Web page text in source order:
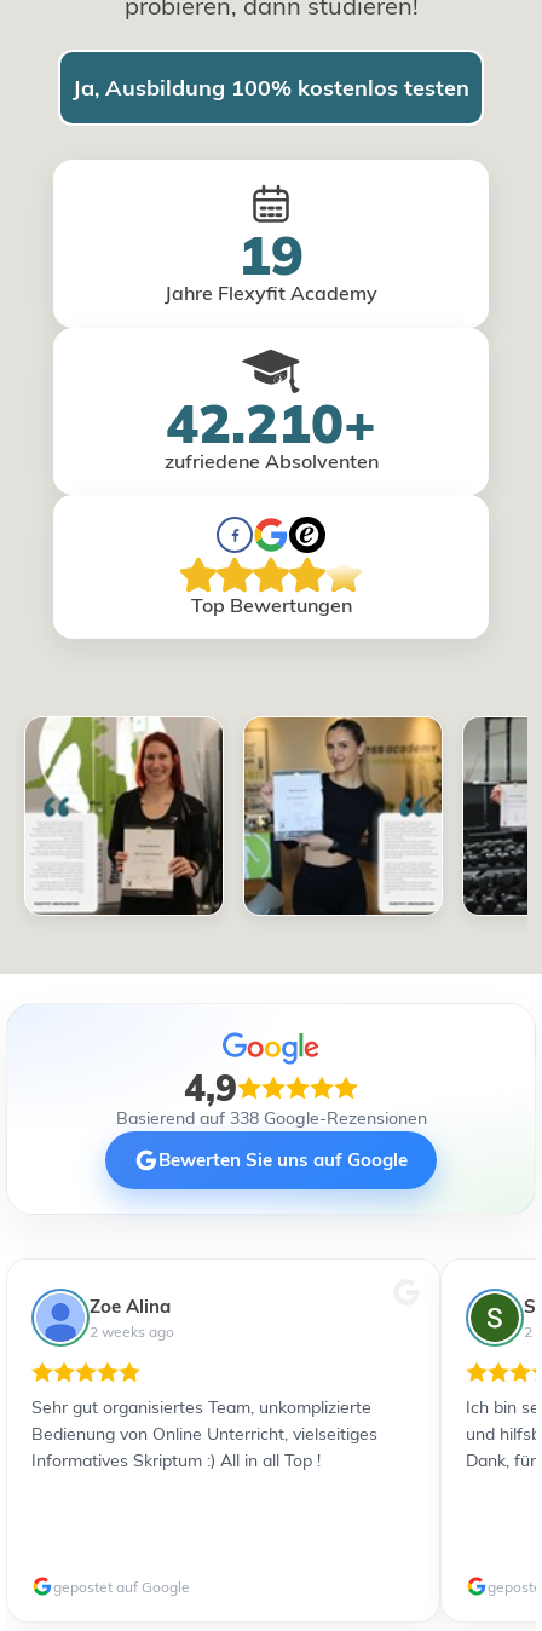
Ja, Ausbildung 100% kostenlos testen
19
Jahre Flexyfit Academy
42.210+
zufriedene Absolventen
Top Bewertungen
4,9
Basierend auf 338 Google-Rezensionen
Bewerten Sie uns auf Google
Zoe Alina
2 weeks ago
Sehr gut organisiertes Team, unkomplizierte
Bedienung von Online Unterricht, vielseitiges
Informatives Skriptum :) All in all Top !
gepostet auf Google
2
Ich bin
und
Dank, für